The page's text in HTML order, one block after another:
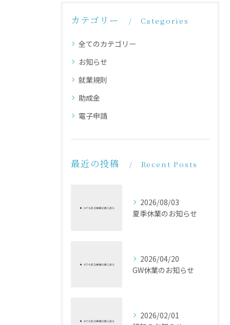
カテゴリー Categories
全てのカテゴリー
お知らせ
就業規則
助成金
電子申請
最近の投稿 Recent Posts
2026/08/03
夏季休業のお知らせ
2026/04/20
GW休業のお知らせ
2026/02/01